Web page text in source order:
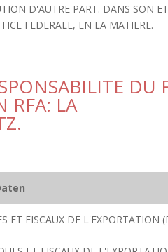
D'AUTRE PART. DANS SON
FEDERALE, EN LA MATIERE.
DU
RFA: LA
ET FISCAUX DE L'EXPORTATION